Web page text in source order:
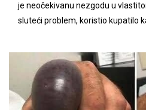
je neočekivanu nezgodu u
sluteći problem, koristio kupatilo